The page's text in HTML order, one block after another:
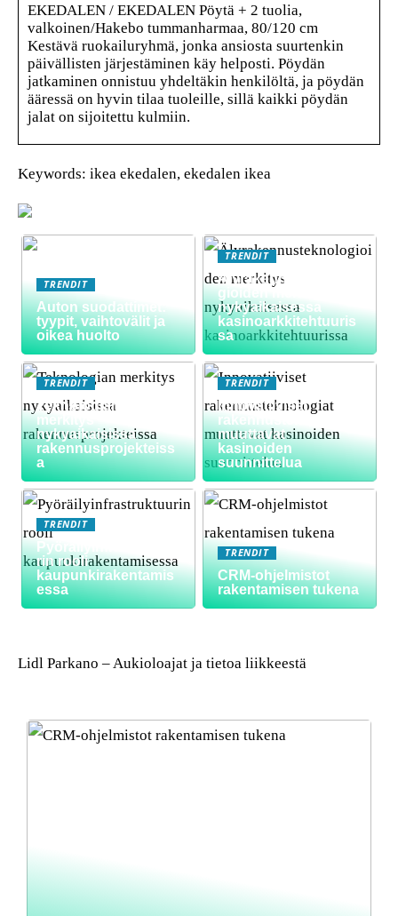
EKEDALEN / EKEDALEN Pöytä + 2 tuolia,
valkoinen/Hakebo tummanharmaa, 80/120 cm
Kestävä ruokailuryhmä, jonka ansiosta suurtenkin
päivällisten järjestäminen käy helposti. Pöydän
jatkaminen onnistuu yhdeltäkin henkilöltä, ja pöydän
ääressä on hyvin tilaa tuoleille, sillä kaikki pöydän
jalat on sijoitettu kulmiin.
Keywords: ikea ekedalen, ekedalen ikea
TRENDIT
Auton suodattimet:
tyypit, vaihtovälit ja
oikea huolto
TRENDIT
Älyrakennusteknolo
gioiden merkitys
nykyaikaisessa
kasinoarkkitehtuuris
sa
TRENDIT
Teknologian
merkitys
nykyaikaisissa
rakennusprojekteiss
a
TRENDIT
Innovatiiviset
rakennusteknologiat
muuttavat
kasinoiden
suunnittelua
TRENDIT
Pyöräilyinfrastruktuu
rin rooli
kaupunkirakentamis
essa
TRENDIT
CRM-ohjelmistot
rakentamisen tukena
Lidl Parkano – Aukioloajat ja tietoa liikkeestä